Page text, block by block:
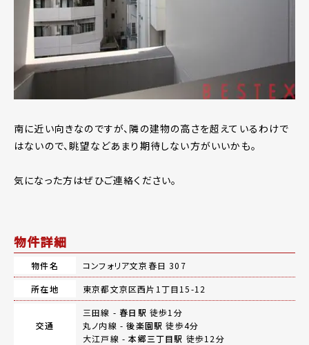
南に近い向きなのですが、隣の建物の高さを超えているわけで
はないので、眺望などあまり期待しない方がいいかも。
気になった方はぜひご連絡ください。
物件詳細
物件名
コンフォリア文京春日 307
所在地
東京都文京区西片1丁目15-12
交通
三田線 - 春日駅 徒歩1分
丸ノ内線 -後楽園駅 徒歩4分
大江戸線 -本郷三丁目駅 徒歩12分